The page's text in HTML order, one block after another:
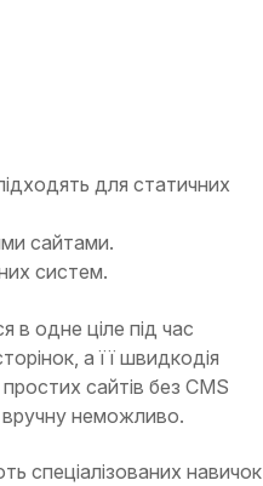
для статичних
сайтами.
систем.
в одне ціле під час
а її швидкодія
сайтів без CMS
вручну неможливо.
спеціалізованих навичок